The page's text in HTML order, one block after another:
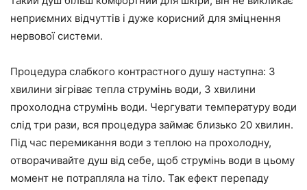
неприємних відчуттів і дуже корисний для зміцнення
нервової системи.
Процедура слабкого контрастного душу наступна: 3
хвилини зігріває тепла струмінь води, 3 хвилини
прохолодна струмінь води. Чергувати температуру води
слід три рази, вся процедура займає близько 20 хвилин.
Під час перемикання води з теплою на прохолодну,
отворачивайте душ від себе, щоб струмінь води в цьому
момент не потрапляла на тіло. Так ефект перепаду